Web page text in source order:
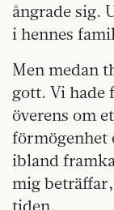
ångrade sig.
i hennes
Men medan
gott. Vi hade
överens om
förmögenhet
ibland
mig
tiden.